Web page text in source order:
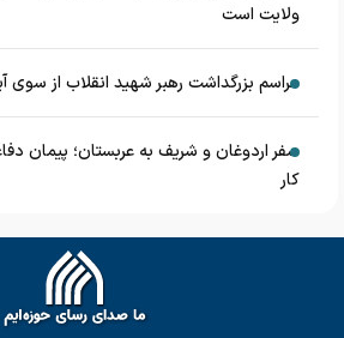
ولایت است
مراسم بزرگداشت رهبر شهید انقلاب از سوی
سفر اردوغان و شریف به عربستان؛ پیمان
کار